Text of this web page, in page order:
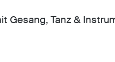
Gesang, Tanz &